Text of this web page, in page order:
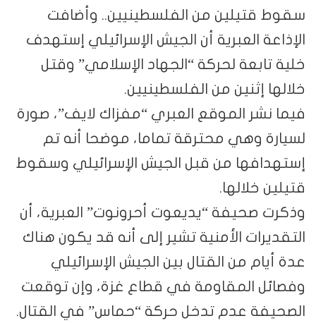
من الفلسطينيين.. وأضافت
العبرية أن الجيش الإسرائيلي إستهدف
لحركة “الجهاد الإسلامي” وقتل
إثنين من الفلسطينيين.
الموقع العبري “مفزاك لايف”، صورة
وهي محترقة تماما، موضحا أنه تم
من قبل الجيش الإسرائيلي وسقوط
خلالها.
صحيفة “يديعوت أحرونوت” العبرية، أن
الأمنية تشير إلى أنه قد يكون هناك
من القتال بين الجيش الإسرائيلي
المقاومة في قطاع غزة، وإن توقعت
عدم تدخل حركة “حماس” في القتال.